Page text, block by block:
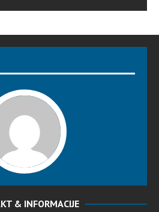
& INFORMACIJE